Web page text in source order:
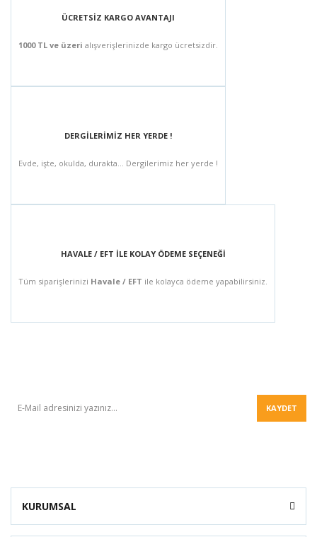
ÜCRETSİZ KARGO AVANTAJI
1000 TL ve üzeri alışverişlerinizde kargo ücretsizdir.
DERGİLERİMİZ HER YERDE !
Evde, işte, okulda, durakta... Dergilerimiz her yerde !
HAVALE / EFT İLE KOLAY ÖDEME SEÇENEĞİ
Tüm siparişlerinizi Havale / EFT ile kolayca ödeme yapabilirsiniz.
KAYDET
KURUMSAL